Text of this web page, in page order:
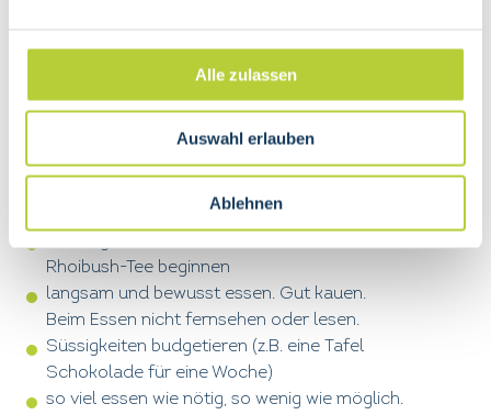
Alle zulassen
Auswahl erlauben
Ablehnen
wichtig. Ideen hierzu wären: Meditation, Yoga,
Natur geniessen.
Rhoibush-Tee beginnen
langsam und bewusst essen. Gut kauen.
Beim Essen nicht fernsehen oder lesen.
Süssigkeiten budgetieren (z.B. eine Tafel
Schokolade für eine Woche)
so viel essen wie nötig, so wenig wie möglich.